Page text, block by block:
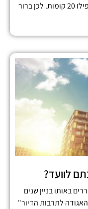
לוועד?
באותו בניין שנים
לתרבות הדיור"